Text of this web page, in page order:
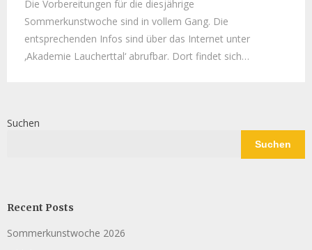
Die Vorbereitungen für die diesjährige
Sommerkunstwoche sind in vollem Gang. Die
entsprechenden Infos sind über das Internet unter
‚Akademie Laucherttal‘ abrufbar. Dort findet sich…
Suchen
Suchen
Recent Posts
Sommerkunstwoche 2026